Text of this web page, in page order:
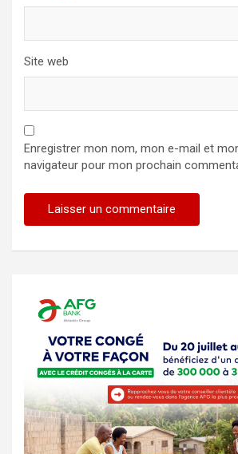
Site web
Enregistrer mon nom, mon e-mail et
navigateur pour mon prochain